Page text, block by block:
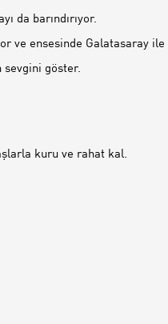
da barındırıyor.
ve ensesinde Galatasaray ile
sevgini göster.
kuru ve rahat kal.